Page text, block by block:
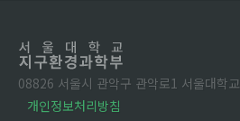
08826 서울시 관악구 관악로1 서울대학교
개인정보처리방침